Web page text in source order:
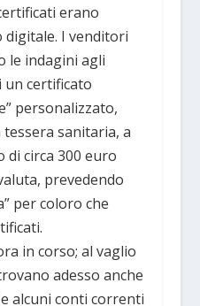
erano
I venditori
le indagini agli
un certificato
personalizzato,
sanitaria, a
circa 300 euro
prevedendo
per coloro che
in corso; al vaglio
adesso anche
alcuni conti correnti